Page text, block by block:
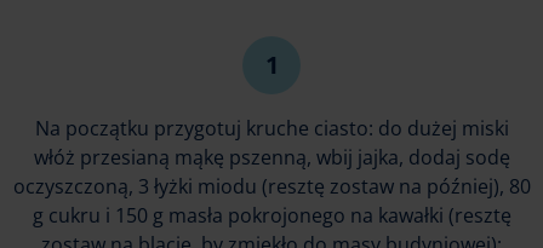
Na początku przygotuj kruche ciasto: do dużej miski
włóż przesianą mąkę pszenną, wbij jajka, dodaj sodę
oczyszczoną, 3 łyżki miodu (resztę zostaw na później), 80
g cukru i 150 g masła pokrojonego na kawałki (resztę